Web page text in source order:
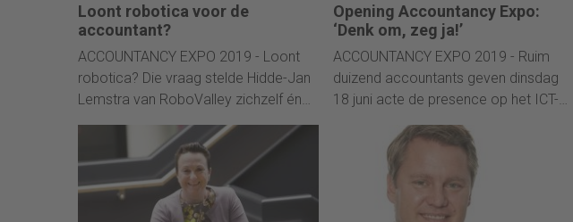
Loont robotica voor de
accountant?
ACCOUNTANCY EXPO 2019 - Loont
robotica? Die vraag stelde Hidde-Jan
Lemstra van RoboValley zichzelf én
Opening Accountancy Expo:
‘Denk om, zeg ja!’
ACCOUNTANCY EXPO 2019 - Ruim
duizend accountants geven dinsdag
18 juni acte de presence op het ICT-
Accountancy Expo 2019 presenteren
experts en leveranciers de laatste
innovaties in accountancy-land. Een
verslag van de opening.